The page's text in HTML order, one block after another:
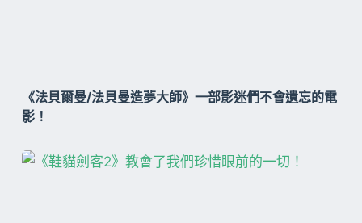
《法貝爾曼/法貝曼造夢大師》一部影迷們不會遺忘的電
影！